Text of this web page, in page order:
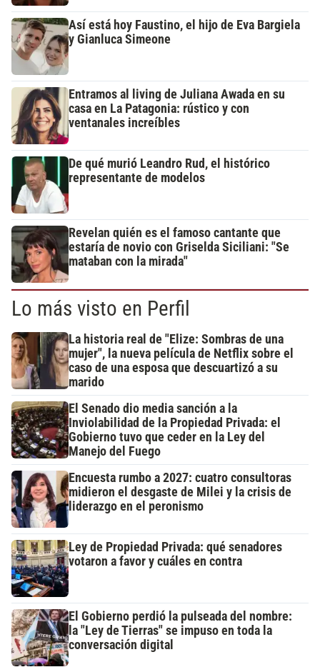
Así está hoy Faustino, el hijo de Eva Bargiela
y Gianluca Simeone
Entramos al living de Juliana Awada en su
casa en La Patagonia: rústico y con
ventanales increíbles
De qué murió Leandro Rud, el histórico
representante de modelos
Revelan quién es el famoso cantante que
estaría de novio con Griselda Siciliani: "Se
mataban con la mirada"
Lo más visto en Perfil
La historia real de "Elize: Sombras de una
mujer", la nueva película de Netflix sobre el
caso de una esposa que descuartizó a su
marido
El Senado dio media sanción a la
Inviolabilidad de la Propiedad Privada: el
Gobierno tuvo que ceder en la Ley del
Manejo del Fuego
Encuesta rumbo a 2027: cuatro consultoras
midieron el desgaste de Milei y la crisis de
liderazgo en el peronismo
Ley de Propiedad Privada: qué senadores
votaron a favor y cuáles en contra
El Gobierno perdió la pulseada del nombre:
la "Ley de Tierras" se impuso en toda la
conversación digital